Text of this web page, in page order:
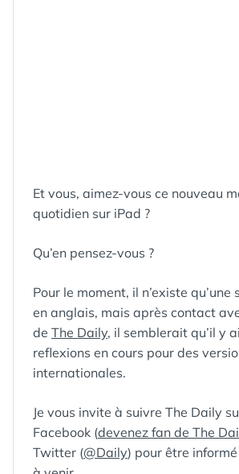
Et vous, aimez-vous ce nouveau
quotidien sur iPad ?
Qu’en pensez-vous ?
Pour le moment, il n’existe qu’une
en anglais, mais après contact
de The Daily, il semblerait qu’il y
reflexions en cours pour des
internationales.
Je vous invite à suivre The Daily
Facebook (devenez fan de The
Twitter (@Daily) pour être